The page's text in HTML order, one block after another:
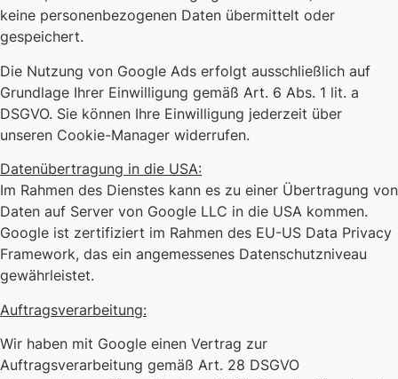
keine personenbezogenen Daten übermittelt oder
gespeichert.
Die Nutzung von Google Ads erfolgt ausschließlich auf
Grundlage Ihrer Einwilligung gemäß Art. 6 Abs. 1 lit. a
DSGVO. Sie können Ihre Einwilligung jederzeit über
unseren Cookie-Manager widerrufen.
Datenübertragung in die USA:
Im Rahmen des Dienstes kann es zu einer Übertragung von
Daten auf Server von Google LLC in die USA kommen.
Google ist zertifiziert im Rahmen des EU-US Data Privacy
Framework, das ein angemessenes Datenschutzniveau
gewährleistet.
Auftragsverarbeitung:
Wir haben mit Google einen Vertrag zur
Auftragsverarbeitung gemäß Art. 28 DSGVO